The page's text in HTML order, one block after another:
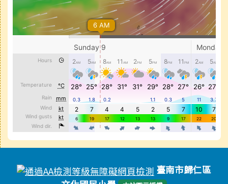
頁尾區域內容
臺南市歸仁區